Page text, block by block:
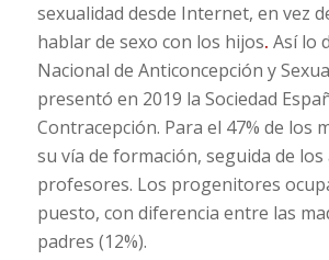
sexualidad desde Internet, en vez
hablar de sexo con los hijos. Así lo
Nacional de Anticoncepción y
presentó en 2019 la Sociedad
Contracepción. Para el 47% de los
su vía de formación, seguida de los
profesores. Los progenitores
puesto, con diferencia entre las
padres (12%).